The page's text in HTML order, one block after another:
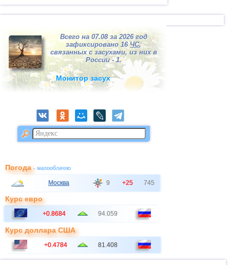
Всего на 07.08 за 2026 год
зафиксировано 16ЧС,
связанных с засухами, из них в
России - 1.
Монитор засух
Погода- малооблачно
Москва 9 +25 745
Курс евро
+0.8684 94.059
Курс доллара США
+0.4784 81.408